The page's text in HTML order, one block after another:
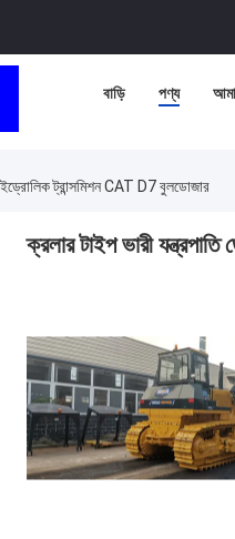
বাড়ি পণ্য
ট্রান্সমিশন CAT D7 বুলডোজার
ক্রলার টাইপ ভারী